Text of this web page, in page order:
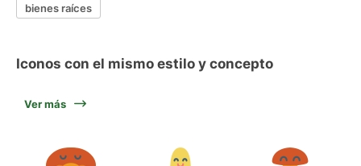
bienes raíces
Iconos con el mismo estilo y concepto
Ver más